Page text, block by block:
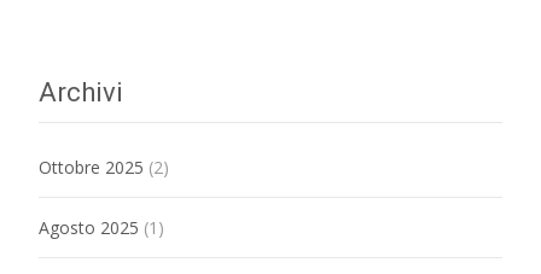
Archivi
Ottobre 2025 (2)
Agosto 2025 (1)